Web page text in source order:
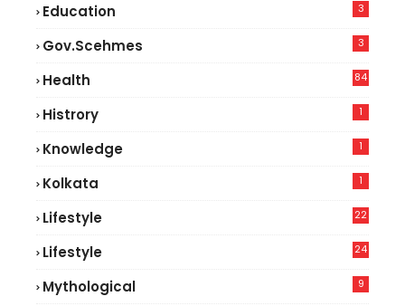
Education 3
Gov.scehmes 3
Health
84
Histrory 1
Knowledge 1
Kolkata 1
Lifestyle
22
Lifestyle
24
Mythological 9